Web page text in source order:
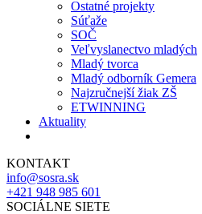
Ostatné projekty
Súťaže
SOČ
Veľvyslanectvo mladých
Mladý tvorca
Mladý odborník Gemera
Najzručnejší žiak ZŠ
ETWINNING
Aktuality
KONTAKT
info@sosra.sk
+421 948 985 601
SOCIÁLNE SIETE